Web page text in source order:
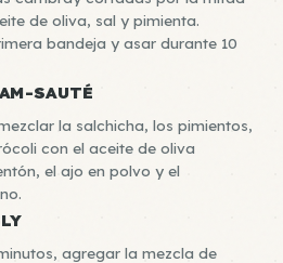
de oliva, sal y pimienta.
bandeja y asar durante 10
SAUTÉ
la salchicha, los pimientos,
con el aceite de oliva
el ajo en polvo y el
agregar la mezcla de